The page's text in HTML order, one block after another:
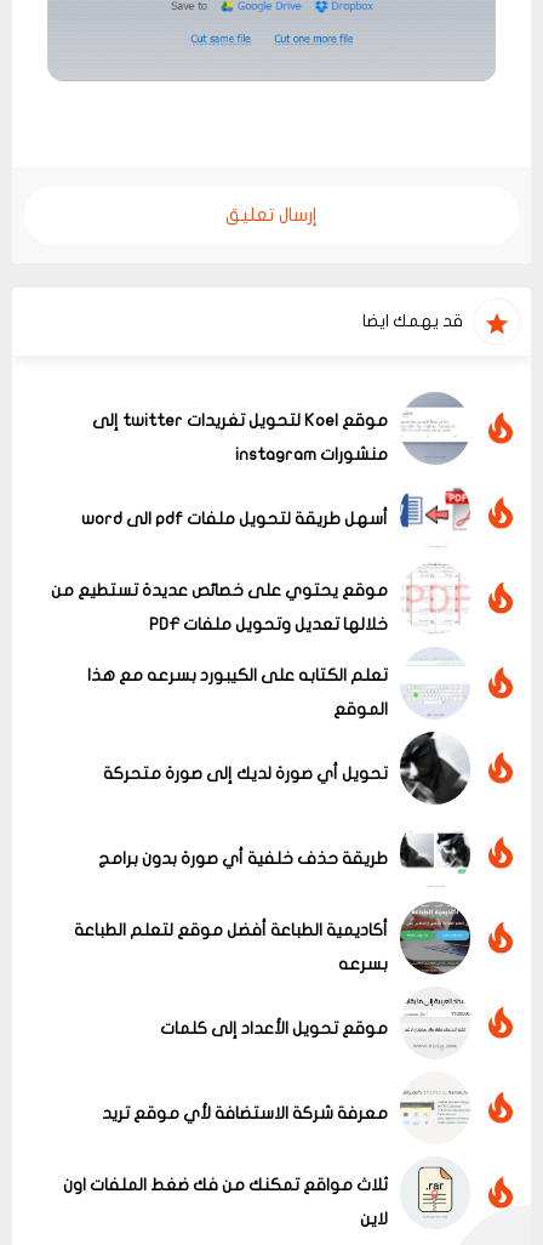
إرسال تعليق
قد يهمك ايضا
عرض الكل
موقع Koel لتحويل تغريدات twitter إلى
منشورات instagram
أسهل طريقة لتحويل ملفات pdf الى word
موقع يحتوي على خصائص عديدة تستطيع من
خلالها تعديل وتحويل ملفات PDF
تعلم الكتابه على الكيبورد بسرعه مع هذا
الموقع
تحويل أي صورة لديك إلى صورة متحركة
طريقة حذف خلفية أي صورة بدون برامج
أكاديمية الطباعة أفضل موقع لتعلم الطباعة
بسرعه
موقع تحويل الأعداد إلى كلمات
معرفة شركة الاستضافة لأي موقع تريد
ثلاث مواقع تمكنك من فك ضغط الملفات اون
لاين